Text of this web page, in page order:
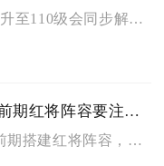
少年三国志2升至110级会同步解锁传说战役夷陵之战、灵鲲组队...
少年三国志前期红将阵容要注意哪些
少年三国志前期搭建红将阵容，最关键的是锁定单一阵营、集中培养...